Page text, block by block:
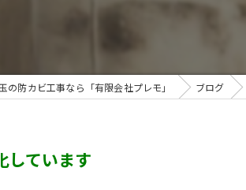
カビ臭い部屋
砂壁・珪藻土のカビ
部屋の除菌消臭
の防カビ工事なら「有限会社プレモ」 ブログ
しています